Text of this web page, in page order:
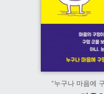
“누구나 마음에